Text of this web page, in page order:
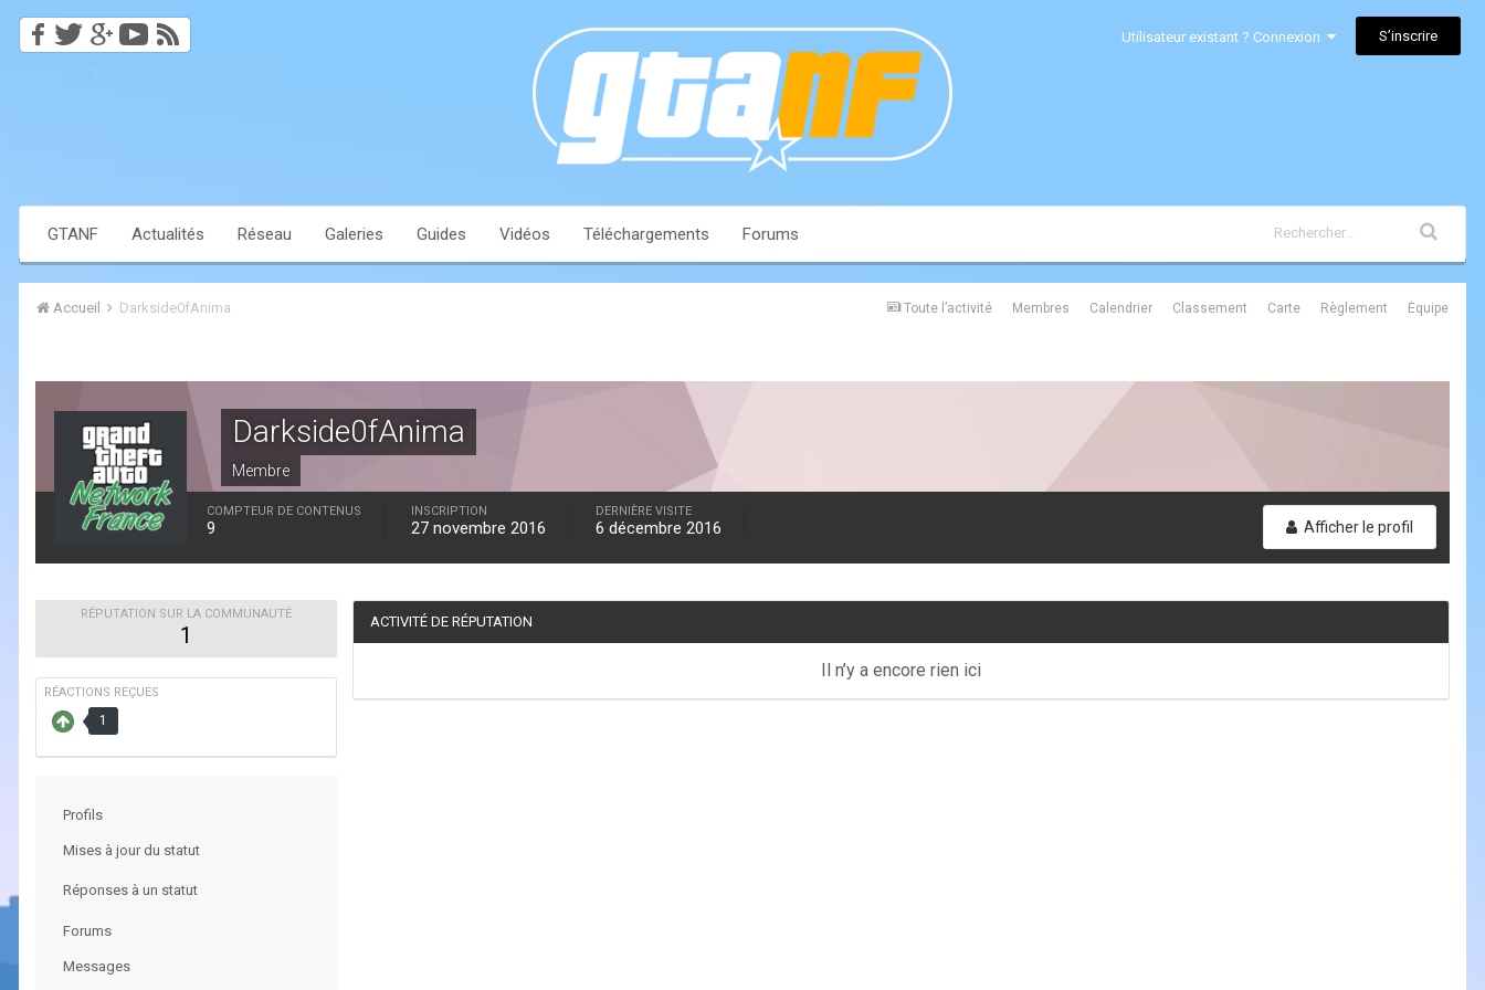
Utilisateur existant ? Connexion S’inscrire
GTANF Actualités Réseau Galeries Guides Vidéos Téléchargements Forums
Toute l’activité Membres Calendrier Classement Carte Règlement Équipe
Accueil Darkside0fAnima
Darkside0fAnima
Membre
Afficher le profil
COMPTEUR DE CONTENUS
9
INSCRIPTION
27 novembre 2016
DERNIÈRE VISITE
6 décembre 2016
RÉPUTATION SUR LA COMMUNAUTÉ
1
RÉACTIONS REÇUES
1
Profils
Mises à jour du statut
Réponses à un statut
Forums
Messages
ACTIVITÉ DE RÉPUTATION
Il n’y a encore rien ici